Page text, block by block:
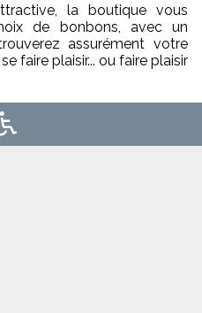
la boutique vous
de bonbons, avec un
assurément votre
faire plaisir... ou faire plaisir